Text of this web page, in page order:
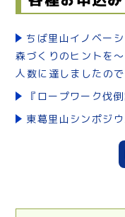
ちば里山イノベー
森づくりのヒントを
人数に達しましたの
『ロープワーク伐
東葛里山シンポジ